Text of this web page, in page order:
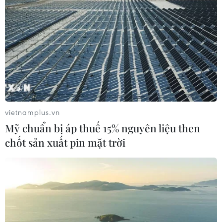
Đài Loan, tăng gấp đôi đầu tư vào hoạt động và
logistics tại Malaysia khi duy trì vị trí số 1 trên thị trường
về số người dùng […]
vietnamplus.vn
Mỹ chuẩn bị áp thuế 15% nguyên liệu then
chốt sản xuất pin mặt trời